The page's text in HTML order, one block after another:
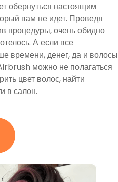
обернуться настоящим
вам не идет. Проведя
процедуры, очень обидно
А если все
времени, денег, да и волосы
можно не полагаться
цвет волос, найти
в салон.